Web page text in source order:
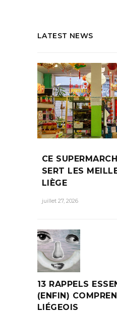
LATEST NEWS
CE
SERT LES
LIÈGE
juillet 27, 2026
13 RAPPELS
(ENFIN)
LIÉGEOIS